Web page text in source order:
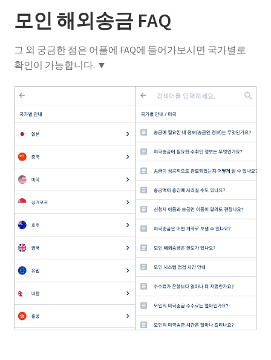
모인 해외송금 FAQ
그 외 궁금한 점은 어플에 FAQ에 들어가보시면 국가별로
확인이 가능합니다. ▼